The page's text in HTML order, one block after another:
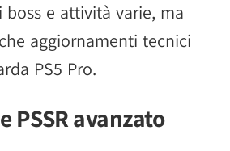
e attività varie, ma
aggiornamenti tecnici
PS5 Pro.
PSSR avanzato